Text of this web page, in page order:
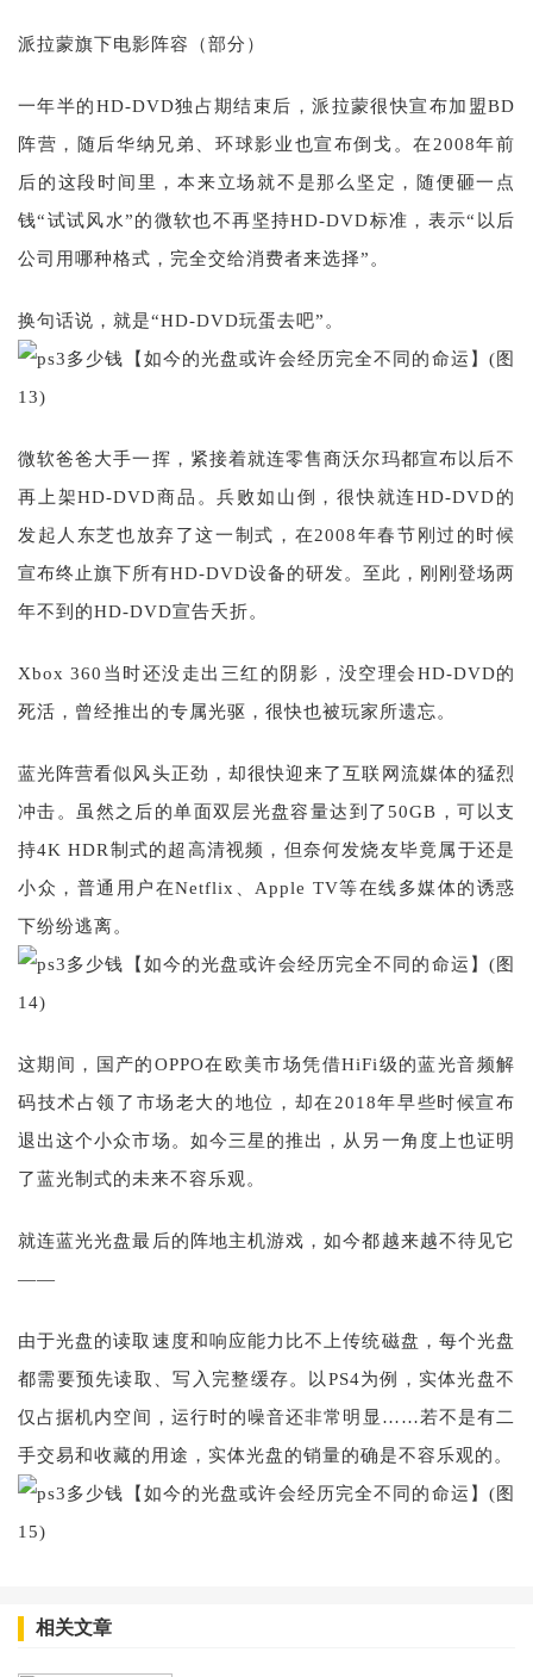
派拉蒙旗下电影阵容（部分）
一年半的HD-DVD独占期结束后，派拉蒙很快宣布加盟BD
阵营，随后华纳兄弟、环球影业也宣布倒戈。在2008年前
后的这段时间里，本来立场就不是那么坚定，随便砸一点
钱“试试风水”的微软也不再坚持HD-DVD标准，表示“以后
公司用哪种格式，完全交给消费者来选择”。
换句话说，就是“HD-DVD玩蛋去吧”。
微软爸爸大手一挥，紧接着就连零售商沃尔玛都宣布以后不
再上架HD-DVD商品。兵败如山倒，很快就连HD-DVD的
发起人东芝也放弃了这一制式，在2008年春节刚过的时候
宣布终止旗下所有HD-DVD设备的研发。至此，刚刚登场两
年不到的HD-DVD宣告夭折。
Xbox 360当时还没走出三红的阴影，没空理会HD-DVD的
死活，曾经推出的专属光驱，很快也被玩家所遗忘。
蓝光阵营看似风头正劲，却很快迎来了互联网流媒体的猛烈
冲击。虽然之后的单面双层光盘容量达到了50GB，可以支
持4K HDR制式的超高清视频，但奈何发烧友毕竟属于还是
小众，普通用户在Netflix、Apple TV等在线多媒体的诱惑
下纷纷逃离。
这期间，国产的OPPO在欧美市场凭借HiFi级的蓝光音频解
码技术占领了市场老大的地位，却在2018年早些时候宣布
退出这个小众市场。如今三星的推出，从另一角度上也证明
了蓝光制式的未来不容乐观。
就连蓝光光盘最后的阵地主机游戏，如今都越来越不待见它
——
由于光盘的读取速度和响应能力比不上传统磁盘，每个光盘
都需要预先读取、写入完整缓存。以PS4为例，实体光盘不
仅占据机内空间，运行时的噪音还非常明显……若不是有二
手交易和收藏的用途，实体光盘的销量的确是不容乐观的。
相关文章